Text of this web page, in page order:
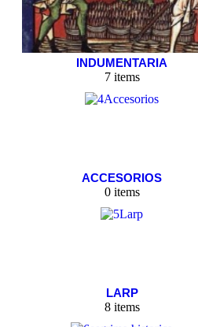
INDUMENTARIA
7 items
ACCESORIOS
0 items
LARP
8 items